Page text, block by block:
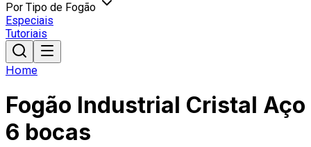
Por Tipo de Fogão
Especiais
Tutoriais
Home
Fogão Industrial Cristal Aço
6 bocas